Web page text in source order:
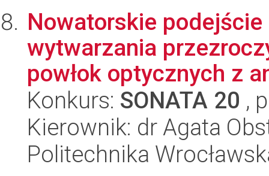
Nowatorskie
wytwarzania
powłok optycznych z
Konkurs: SONATA 20 ,
Kierownik: dr Agata
Politechnika